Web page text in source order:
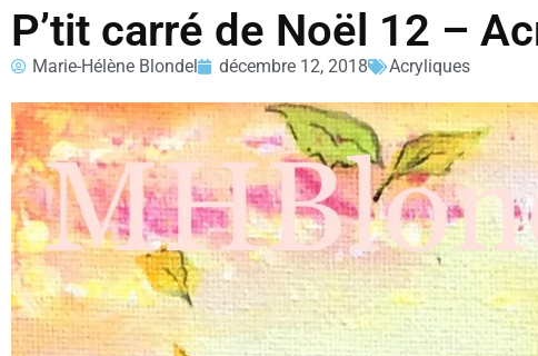
P’tit carré de Noël 12 –
Marie-Hélène Blondel décembre 12, 2018 Acryliques